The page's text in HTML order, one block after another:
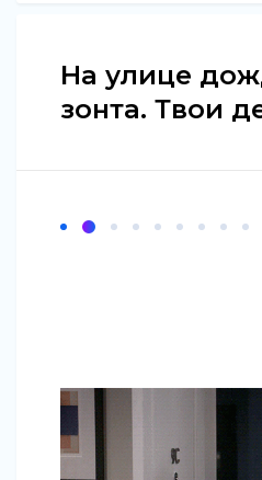
На улице
зонта. Твои